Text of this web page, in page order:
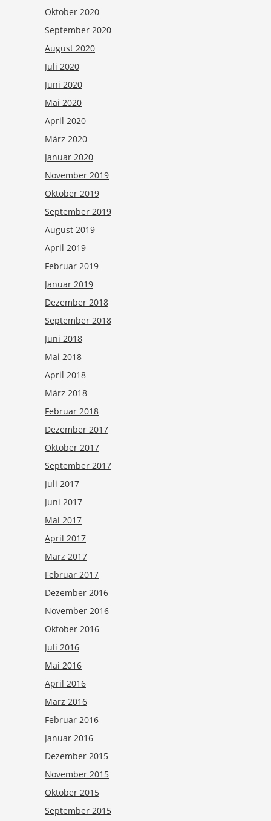
Oktober 2020
September 2020
August 2020
Juli 2020
Juni 2020
Mai 2020
April 2020
März 2020
Januar 2020
November 2019
Oktober 2019
September 2019
August 2019
April 2019
Februar 2019
Januar 2019
Dezember 2018
September 2018
Juni 2018
Mai 2018
April 2018
März 2018
Februar 2018
Dezember 2017
Oktober 2017
September 2017
Juli 2017
Juni 2017
Mai 2017
April 2017
März 2017
Februar 2017
Dezember 2016
November 2016
Oktober 2016
Juli 2016
Mai 2016
April 2016
März 2016
Februar 2016
Januar 2016
Dezember 2015
November 2015
Oktober 2015
September 2015